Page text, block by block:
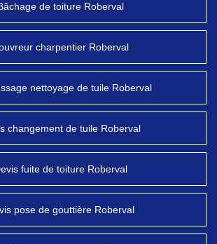
de toiture Roberval
charpentier Roberval
nettoyage de tuile Roberval
changement de tuile Roberval
fuite de toiture Roberval
pose de gouttière Roberval